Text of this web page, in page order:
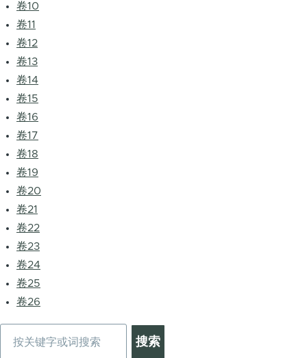
卷10
卷11
卷12
卷13
卷14
卷15
卷16
卷17
卷18
卷19
卷20
卷21
卷22
卷23
卷24
卷25
卷26